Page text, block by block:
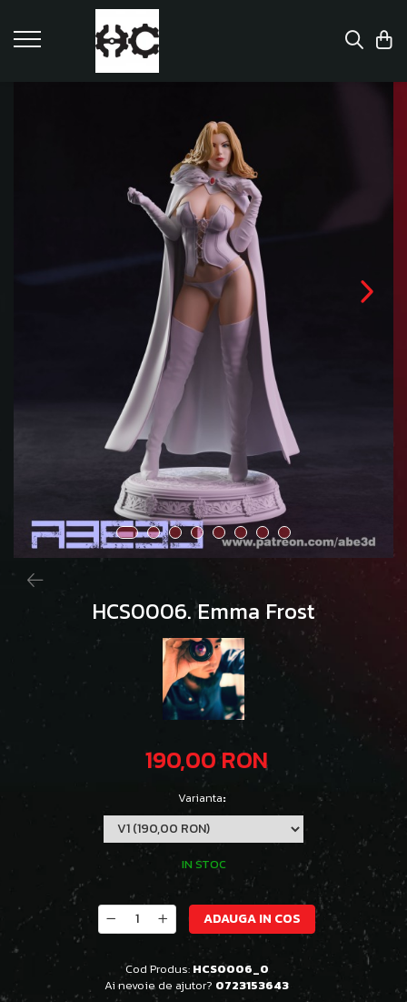
HCS0006. Emma Frost
190,00 RON
Varianta:
IN STOC
ADAUGA IN COS
Cod Produs: HCS0006_0
Ai nevoie de ajutor? 0723153643